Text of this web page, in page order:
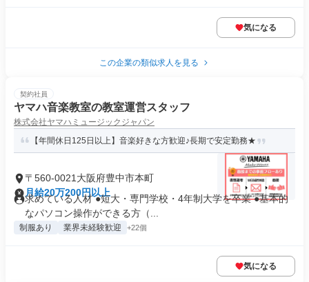
気になる
この企業の類似求人を見る
契約社員
ヤマハ音楽教室の教室運営スタッフ
株式会社ヤマハミュージックジャパン
【年間休日125日以上】音楽好きな方歓迎♪長期で安定勤務★
〒560-0021大阪府豊中市本町
月給20万200円以上
求めている人材 ●短大・専門学校・4年制大学を卒業 ●基本的
なパソコン操作ができる方（...
制服あり 業界未経験歓迎 +22個
気になる